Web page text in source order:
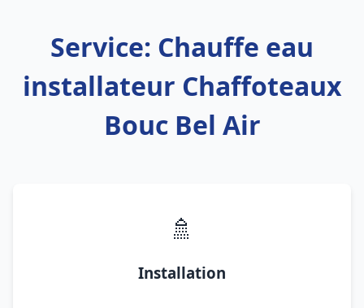
Service: Chauffe eau
installateur Chaffoteaux
Bouc Bel Air
🚿
Installation